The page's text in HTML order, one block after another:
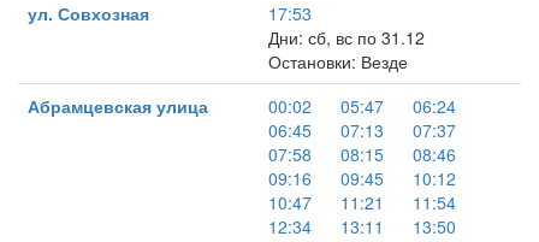
ул. Совхозная
17:53
Дни: сб, вс по 31.12
Остановки: Везде
Абрамцевская улица
00:02 05:47
06:24
06:45
07:13
07:37
07:58
08:15
08:46
09:16
09:45
10:12
10:47
11:21
11:54
12:34
13:11
13:50